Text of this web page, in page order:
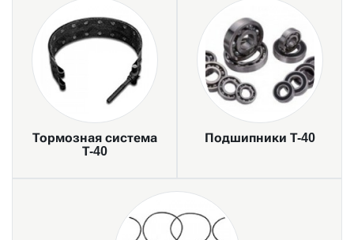
Тормозная система
Т-40
Подшипники Т-40